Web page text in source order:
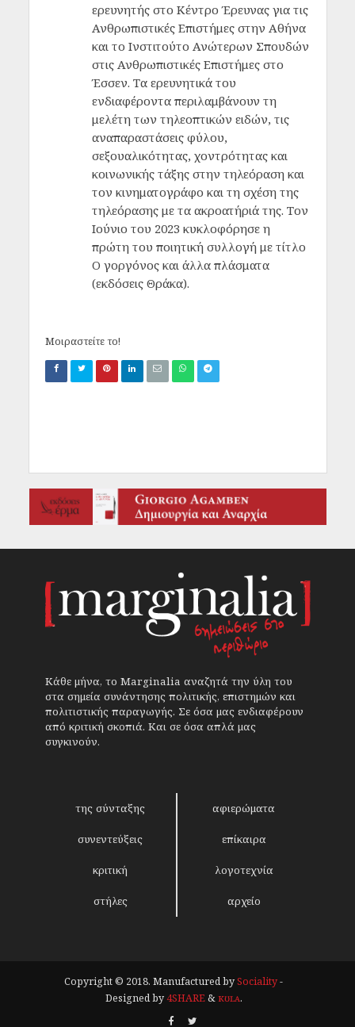
ερευνητής στο Κέντρο Έρευνας για τις
Ανθρωπιστικές Επιστήμες στην Αθήνα
και το Ινστιτούτο Ανώτερων Σπουδών
στις Ανθρωπιστικές Επιστήμες στο
Έσσεν. Τα ερευνητικά του
ενδιαφέροντα περιλαμβάνουν τη
μελέτη των τηλεοπτικών ειδών, τις
αναπαραστάσεις φύλου,
σεξουαλικότητας, χοντρότητας και
κοινωνικής τάξης στην τηλεόραση και
τον κινηματογράφο και τη σχέση της
τηλεόρασης με τα ακροατήριά της. Τον
Ιούνιο του 2023 κυκλοφόρησε η
πρώτη του ποιητική συλλογή με τίτλο
Ο γοργόνος και άλλα πλάσματα
(εκδόσεις Θράκα).
Μοιραστείτε το!
Κάθε μήνα, το Marginalia αναζητά την ύλη του
στα σημεία συνάντησης πολιτικής, επιστημών και
πολιτιστικής παραγωγής. Σε όσα μας ενδιαφέρουν
από κριτική σκοπιά. Και σε όσα απλά μας
συγκινούν.
της σύνταξης αφιερώματα
συνεντεύξεις επίκαιρα
κριτική λογοτεχνία
στήλες αρχείο
Copyright © 2018. Manufactured bySociality-
Designed by4SHARE&кʊʟᴀ.